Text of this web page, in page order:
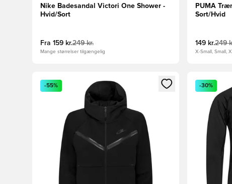
Nike Badesandal Victori One Shower -
Hvid/Sort
Fra 159 kr.249 kr.
Mange størrelser tilgængelig
PUMA
Sort/Hvid
149 kr.249
X-Small, Small,
Åbner en Modal til at logge ind eller tilmelde dig som
-55%
Åbner en
-30%